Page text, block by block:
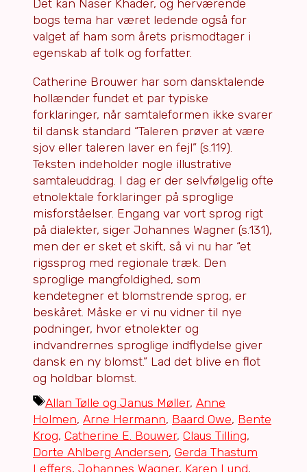
Det kan Naser Khader, og herværende
bogs tema har været ledende også for
valget af ham som årets prismodtager i
egenskab af tolk og forfatter.
Catherine Brouwer har som dansktalende
hollænder fundet et par typiske
forklaringer, når samtaleformen ikke svarer
til dansk standard “Taleren prøver at være
sjov eller taleren laver en fejl” (s.119).
Teksten indeholder nogle illustrative
samtaleuddrag. I dag er der selvfølgelig ofte
etnolektale forklaringer på sproglige
misforståelser. Engang var vort sprog rigt
på dialekter, siger Johannes Wagner (s.131),
men der er sket et skift, så vi nu har “et
rigssprog med regionale træk. Den
sproglige mangfoldighed, som
kendetegner et blomstrende sprog, er
beskåret. Måske er vi nu vidner til nye
podninger, hvor etnolekter og
indvandrernes sproglige indflydelse giver
dansk en ny blomst.” Lad det blive en flot
og holdbar blomst.
Tags
Allan Tølle og Janus Møller, Anne
Holmen, Arne Hermann, Baard Owe, Bente
Krog, Catherine E. Bouwer, Claus Tilling,
Dorte Ahlberg Andersen, Gerda Thastum
Leffers, Johannes Wagner, Karen Lund,